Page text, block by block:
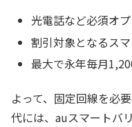
光電話など必須オ
割引対象となるス
最大で永年毎月
よって、固定回線を必
代には、auスマートバ